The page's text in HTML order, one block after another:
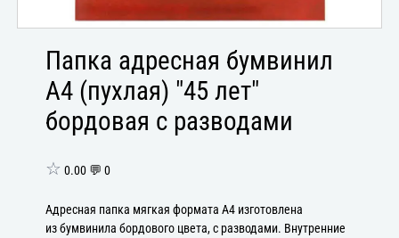
Папка адресная бумвинил
А4 (пухлая) "45 лет"
бордовая с разводами
☆ 0.00 💬 0
Адресная папка мягкая формата А4 изготовлена
из бумвинила бордового цвета, с разводами. Внутренние